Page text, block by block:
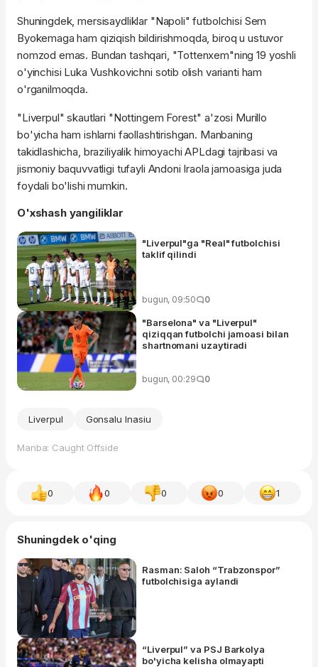
Shuningdek, mersisaydliklar "Napoli" futbolchisi Sem
Byokemaga ham qiziqish bildirishmoqda, biroq u ustuvor
nomzod emas. Bundan tashqari, "Tottenxem"ning 19 yoshli
o'yinchisi Luka Vushkovichni sotib olish varianti ham
o'rganilmoqda.
"Liverpul" skautlari "Nottingem Forest" a'zosi Murillo
bo'yicha ham ishlarni faollashtirishgan. Manbaning
takidlashicha, braziliyalik himoyachi APLdagi tajribasi va
jismoniy baquvvatligi tufayli Andoni Iraola jamoasiga juda
foydali bo'lishi mumkin.
O'xshash yangiliklar
"Liverpul"ga "Real" futbolchisi
taklif qilindi
bugun, 09:50 0
"Barselona" va "Liverpul"
qiziqqan futbolchi jamoasi bilan
shartnomani uzaytiradi
bugun, 00:29 0
Liverpul Gonsalu Inasiu
Manba: Caught Offside
0 0 0 0 1
Shuningdek o'qing
Rasman: Saloh “Trabzonspor”
futbolchisiga aylandi
“Liverpul” va PSJ Barkolya
bo'yicha kelisha olmayapti